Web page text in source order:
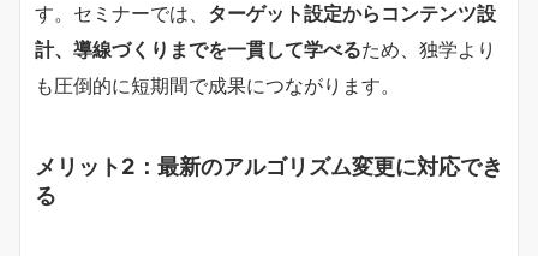
す。セミナーでは、 ターゲット設定からコンテンツ設
計、導線づくりまでを一貫して学べるため、独学より
も圧倒的に短期間で成果につながります。
メリット2：最新のアルゴリズム変更に対応でき
る